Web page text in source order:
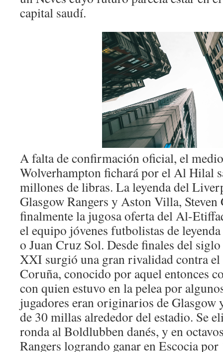
capital saudí.
A falta de confirmación oficial, el
Wolverhampton fichará por el Al Hilal
millones de libras. La leyenda del
Glasgow Rangers y Aston Villa, Steven
finalmente la jugosa oferta del Al-
el equipo jóvenes futbolistas de
o Juan Cruz Sol. Desde finales del
XXI surgió una gran rivalidad contra
Coruña, conocido por aquel entonces
con quien estuvo en la pelea por
jugadores eran originarios de Glasgow
de 30 millas alrededor del estadio. Se
ronda al Boldlubben danés, y en
Rangers logrando ganar en Escocia